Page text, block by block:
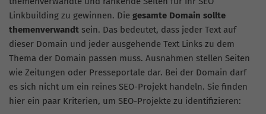
Linkbuilding zu gewinnen. Die gesamte Domain sollte
themenverwandt sein. Das bedeutet, dass jeder Text auf
dieser Domain und jeder ausgehende Text Links zu dem
Thema der Domain passen muss. Ausnahmen stellen Seiten
wie Zeitungen oder Presseportale dar. Bei der Domain darf
es sich nicht um ein reines SEO-Projekt handeln. Sie finden
hier ein paar Kriterien, um SEO-Projekte zu identifizieren: